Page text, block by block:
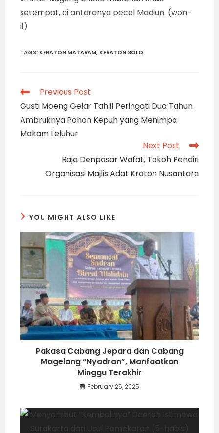
setempat, di antaranya pecel Madiun. (won-
i1)
TAGS: KERATON MATARAM, KERATON SOLO
Read
articles
Previous Post
Gusti Moeng Gelar Tahlil Peringati Dua Tahun
Ambruknya Pohon Kepuh yang Menimpa
Makam Leluhur
Next Post
Raja Denpasar Wafat, Tokoh Pendiri
Organisasi Majlis Adat Kraton Nusantara
YOU MIGHT ALSO LIKE
Pakasa Cabang Jepara dan Cabang
Magelang “Nyadran”, Manfaatkan
Minggu Terakhir
February 25, 2025